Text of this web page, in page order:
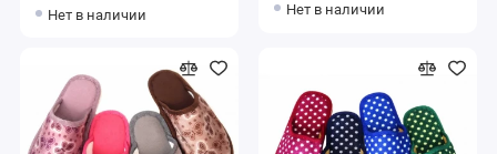
Нет в наличии
Нет в наличии